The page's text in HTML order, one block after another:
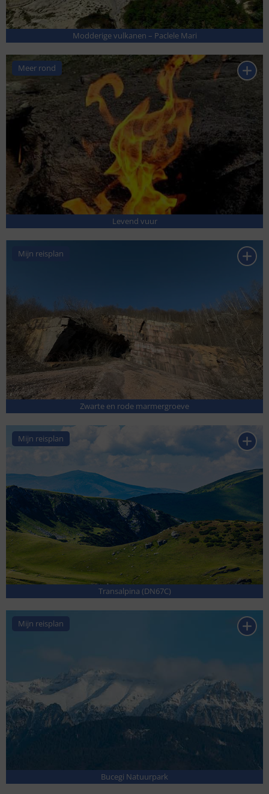
Modderige vulkanen – Paclele Mari
Meer rond
Levend vuur
Mijn reisplan
Zwarte en rode marmergroeve
Mijn reisplan
Transalpina (DN67C)
Mijn reisplan
Bucegi Natuurpark